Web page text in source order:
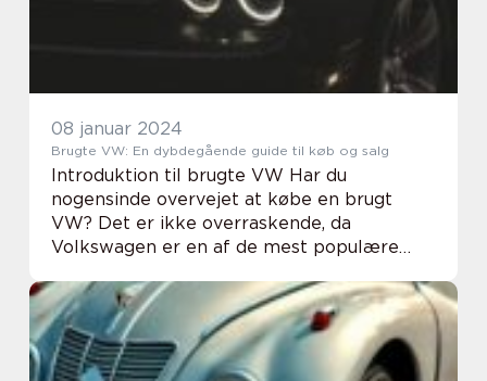
08 januar 2024
Brugte VW: En dybdegående guide til køb og salg
Introduktion til brugte VW Har du
nogensinde overvejet at købe en brugt
VW? Det er ikke overraskende, da
Volkswagen er en af de mest populære
eftertragtede på markedet, da de
kombinerer kvalitet, pålidel...